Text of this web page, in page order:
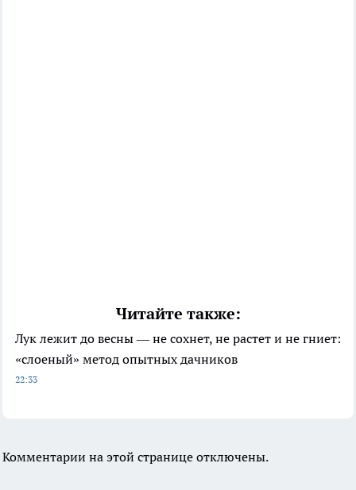
Читайте также:
Лук лежит до весны — не сохнет, не растет и не гниет:
«слоеный» метод опытных дачников
22:33
Комментарии на этой странице отключены.